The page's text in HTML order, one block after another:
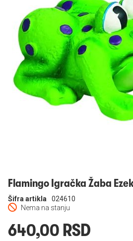
Prijavi se
Flamingo Igračka Žaba
Nema na stanju
Šifra artikla 024610
640,00 RSD